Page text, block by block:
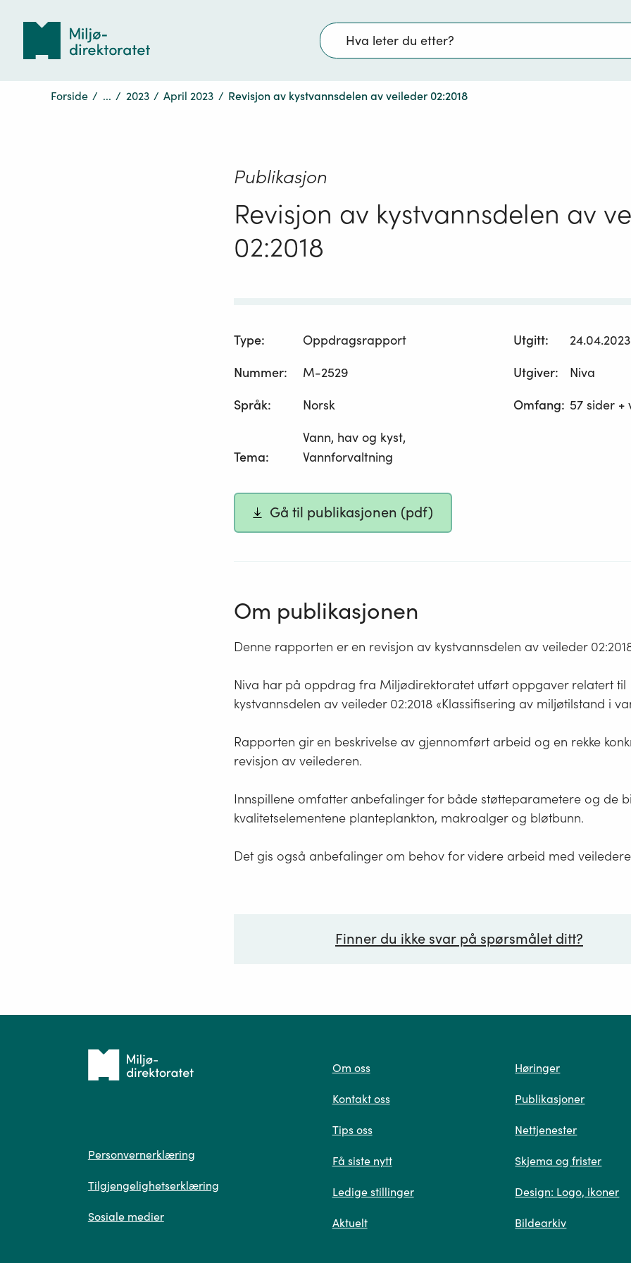
Søk
Forside / ... / 2023 / April 2023 / Revisjon av kystvannsdelen av veileder 02:2018
Publikasjon
Revisjon av kystvannsdelen av
02:2018
Type: Oppdragsrapport Utgitt:
24.04.2023
Nummer: M-2529 Utgiver:
Niva
Språk: Norsk Omfang: 57 sider +
Tema:
Vann, hav og kyst,
Vannforvaltning
Gå til publikasjonen (pdf)
Om publikasjonen
Denne rapporten er en revisjon av kystvannsdelen av veileder
Niva har på oppdrag fra Miljødirektoratet utført oppgaver relatert til
kystvannsdelen av veileder 02:2018 «Klassifisering av miljøtilstand i
Rapporten gir en beskrivelse av gjennomført arbeid og en rekke
revisjon av veilederen.
Innspillene omfatter anbefalinger for både støtteparametere og de
kvalitetselementene planteplankton, makroalger og bløtbunn.
Det gis også anbefalinger om behov for videre arbeid med
Finner du ikke svar på spørsmålet ditt?
Spør oss
deg vår mest relevante informasjon.
Tilbake
Personvern
Personvernerklæring
Tilgjengelighetserklæring
Sosiale medier
Om oss
Kontakt oss
Tips oss
Få siste nytt
Ledige stillinger
Aktuelt
Høringer
Publikasjoner
Nettjenester
Skjema og frister
Design: Logo, ikoner
Bildearkiv